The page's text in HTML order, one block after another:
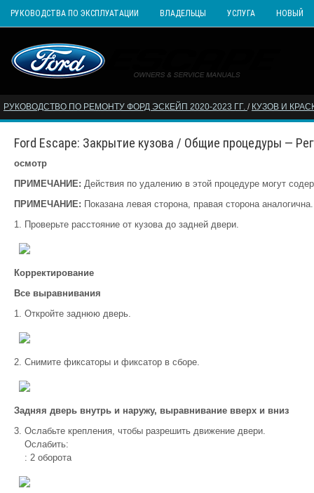
РУКОВОДСТВА ПО ЭКСПЛУАТАЦИИ ВЛАДЕЛЬЦЫ УСЛУГА НОВЫЙ
РУКОВОДСТВО ПО РЕМОНТУ ФОРД ЭСКЕЙП 2020-2023 ГГ. / КУЗОВ И
Ford Escape: Закрытие кузова / Общие процедуры —
осмотр
ПРИМЕЧАНИЕ: Действия по удалению в этой процедуре могут
ПРИМЕЧАНИЕ: Показана левая сторона, правая сторона аналогична.
Проверьте расстояние от кузова до задней двери.
Корректирование
Все выравнивания
Откройте заднюю дверь.
Снимите фиксаторы и фиксатор в сборе.
Задняя дверь внутрь и наружу, выравнивание вверх и вниз
Ослабьте крепления, чтобы разрешить движение двери.
Ослабить:
: 2 оборота